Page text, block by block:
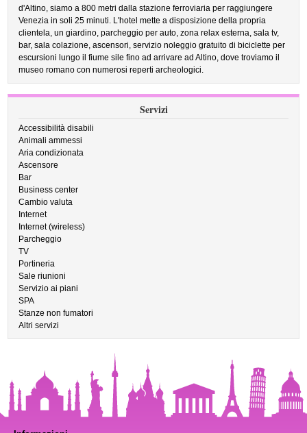
d'Altino, siamo a 800 metri dalla stazione ferroviaria per raggiungere
Venezia in soli 25 minuti. L'hotel mette a disposizione della propria
clientela, un giardino, parcheggio per auto, zona relax esterna, sala tv,
bar, sala colazione, ascensori, servizio noleggio gratuito di biciclette per
escursioni lungo il fiume sile fino ad arrivare ad Altino, dove troviamo il
museo romano con numerosi reperti archeologici.
Servizi
Accessibilità disabili
Animali ammessi
Aria condizionata
Ascensore
Bar
Business center
Cambio valuta
Internet
Internet (wireless)
Parcheggio
TV
Portineria
Sale riunioni
Servizio ai piani
SPA
Stanze non fumatori
Altri servizi